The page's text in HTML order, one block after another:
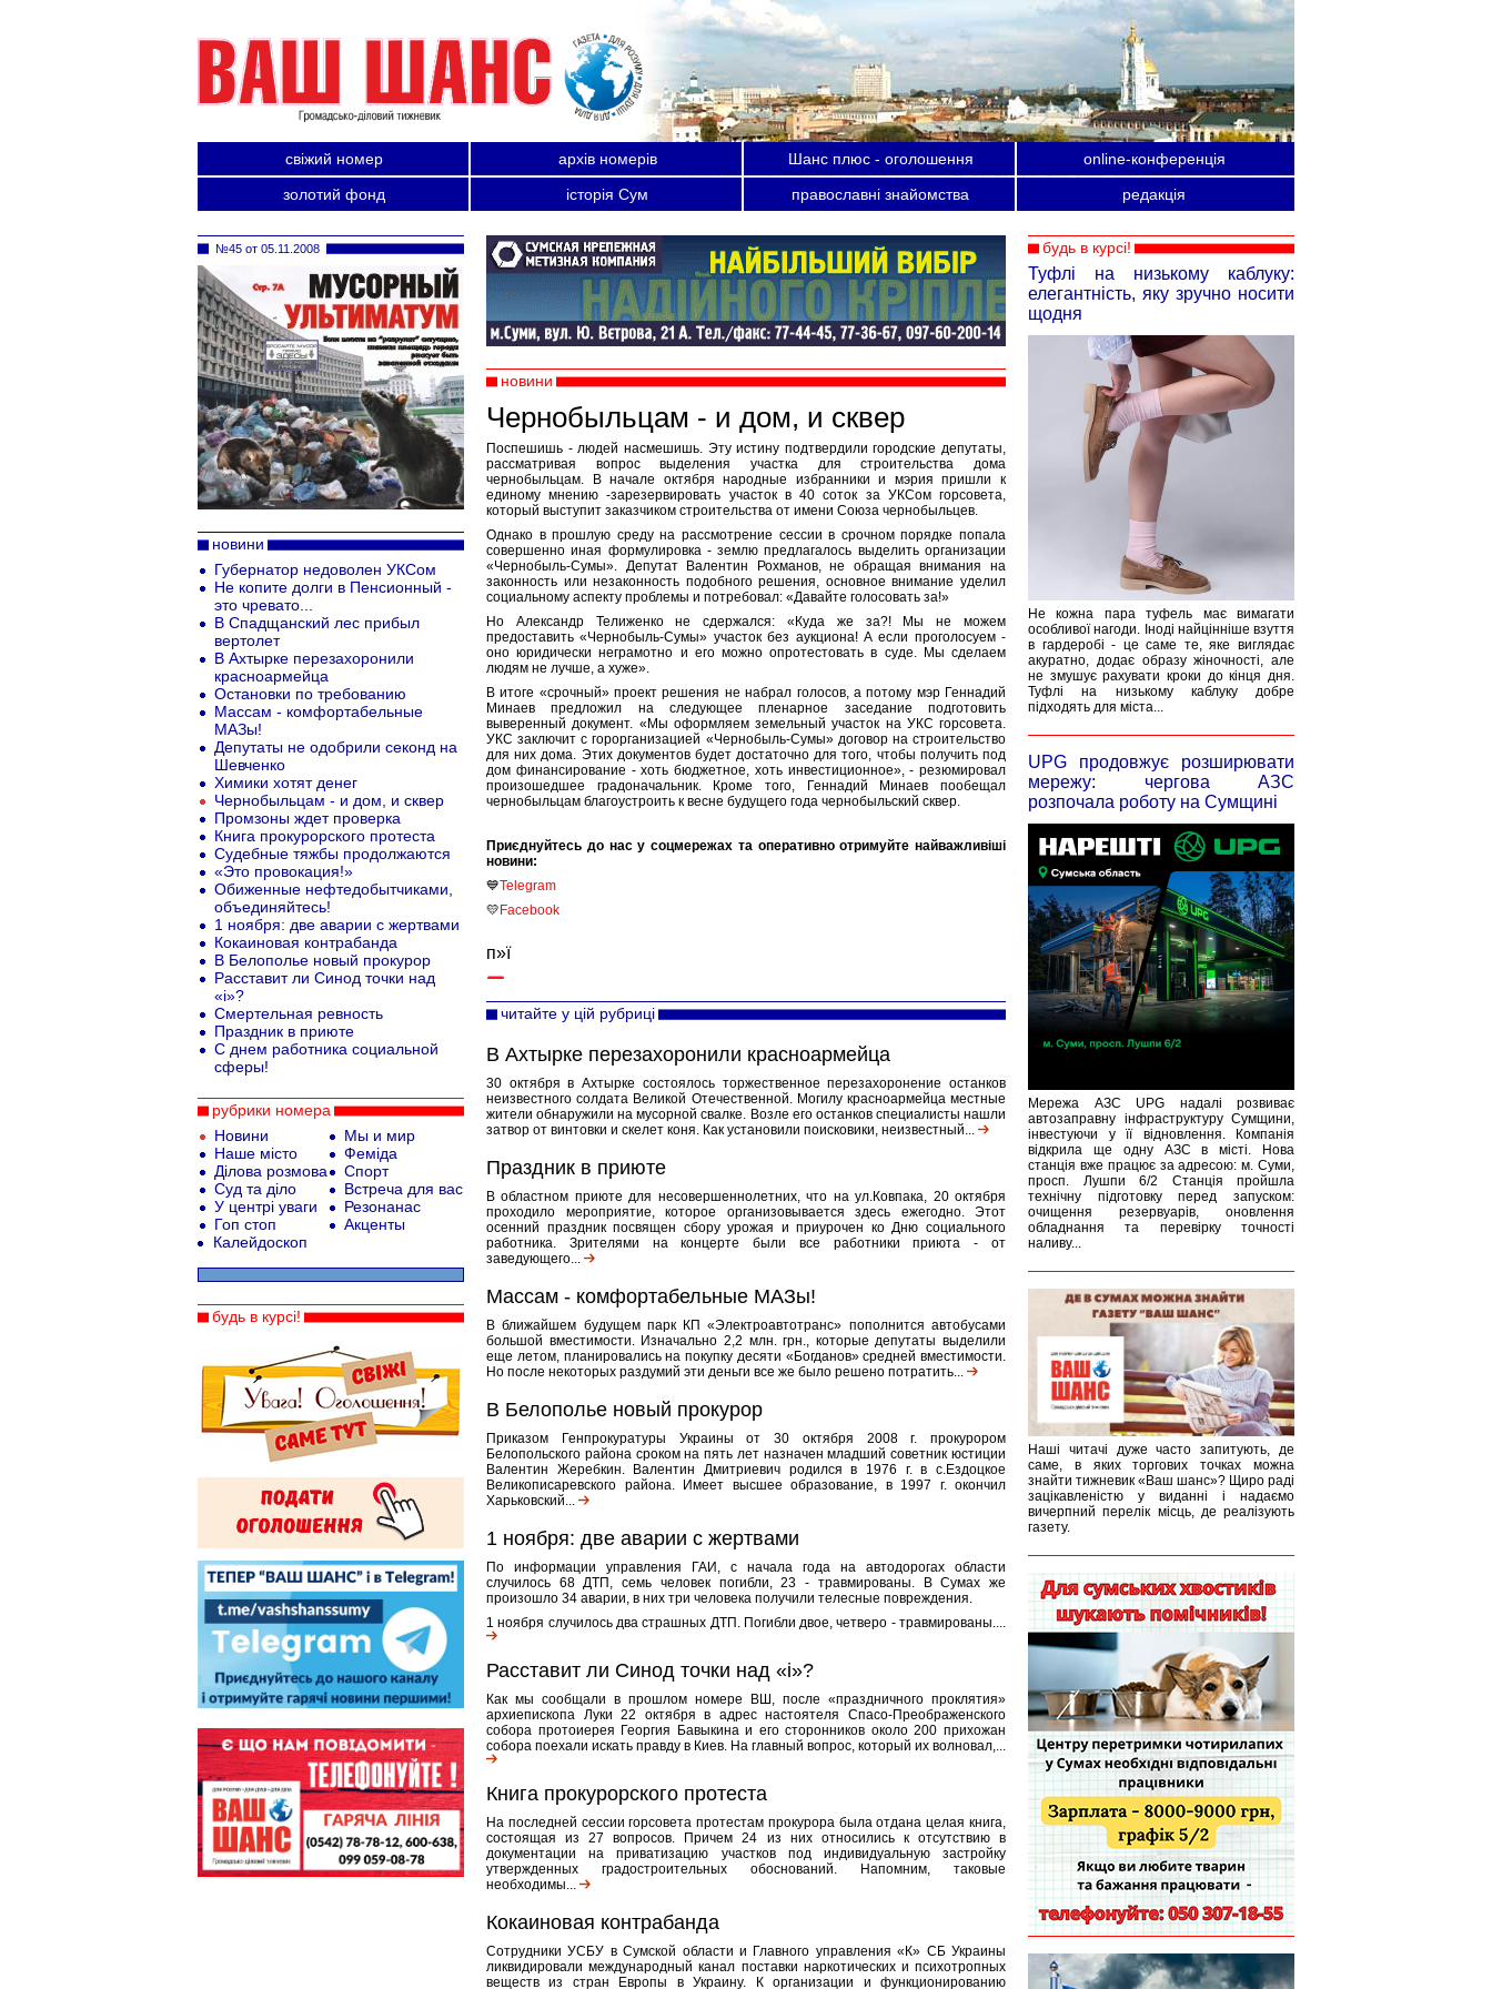
свіжий номер архів номерів Шанс плюс - оголошення
online-конференція
золотий фонд
історія Сум православні знайомства редакція
новини
Чернобыльцам - и дом, и сквер
Поспешишь - людей насмешишь. Эту истину подтвердили городские депутаты,
рассматривая вопрос выделения участка для строительства дома
чернобыльцам. В начале октября народные избранники и мэрия пришли к
единому мнению -зарезервировать участок в 40 соток за УКСом горсовета,
который выступит заказчиком строительства от имени Союза чернобыльцев.
Однако в прошлую среду на рассмотрение сессии в срочном порядке попала
совершенно иная формулировка - землю предлагалось выделить организации
«Чернобыль-Сумы». Депутат Валентин Рохманов, не обращая внимания на
законность или незаконность подобного решения, основное внимание уделил
социальному аспекту проблемы и потребовал: «Давайте голосовать за!»
Но Александр Телиженко не сдержался: «Куда же за?! Мы не можем
предоставить «Чернобыль-Сумы» участок без аукциона! А если проголосуем -
оно юридически неграмотно и его можно опротестовать в суде. Мы сделаем
людям не лучше, а хуже».
В итоге «срочный» проект решения не набрал голосов, а потому мэр Геннадий
Минаев предложил на следующее пленарное заседание подготовить
выверенный документ. «Мы оформляем земельный участок на УКС горсовета.
УКС заключит с горорганизацией «Чернобыль-Сумы» договор на строительство
для них дома. Этих документов будет достаточно для того, чтобы получить под
дом финансирование - хоть бюджетное, хоть инвестиционное», - резюмировал
произошедшее градоначальник. Кроме того, Геннадий Минаев пообещал
чернобыльцам благоустроить к весне будущего года чернобыльский сквер.
Приєднуйтесь до нас у соцмережах та оперативно отримуйте найважливіші
новини:
💙Telegram
💛 Facebook
п»ї
читайте у цій рубриці
В Ахтырке перезахоронили красноармейца
30 октября в Ахтырке состоялось торжественное перезахоронение останков
неизвестного солдата Великой Отечественной. Могилу красноармейца местные
жители обнаружили на мусорной свалке. Возле его останков специалисты нашли
затвор от винтовки и скелет коня. Как установили поисковики, неизвестный...
Праздник в приюте
В областном приюте для несовершеннолетних, что на ул.Ковпака, 20 октября
проходило мероприятие, которое организовывается здесь ежегодно. Этот
осенний праздник посвящен сбору урожая и приурочен ко Дню социального
работника. Зрителями на концерте были все работники приюта - от
заведующего...
Массам - комфортабельные МАЗы!
В ближайшем будущем парк КП «Электроавтотранс» пополнится автобусами
большой вместимости. Изначально 2,2 млн. грн., которые депутаты выделили
еще летом, планировались на покупку десяти «Богданов» средней вместимости.
Но после некоторых раздумий эти деньги все же было решено потратить...
В Белополье новый прокурор
Приказом Генпрокуратуры Украины от 30 октября 2008 г. прокурором
Белопольского района сроком на пять лет назначен младший советник юстиции
Валентин Жеребкин. Валентин Дмитриевич родился в 1976 г. в с.Ездоцкое
Великописаревского района. Имеет высшее образование, в 1997 г. окончил
Харьковский...
1 ноября: две аварии с жертвами
По информации управления ГАИ, с начала года на автодорогах области
случилось 68 ДТП, семь человек погибли, 23 - травмированы. В Сумах же
произошло 34 аварии, в них три человека получили телесные повреждения.
1 ноября случилось два страшных ДТП. Погибли двое, четверо - травмированы....
Расставит ли Синод точки над «i»?
Как мы сообщали в прошлом номере ВШ, после «праздничного проклятия»
архиепископа Луки 22 октября в адрес настоятеля Спасо-Преображенского
собора протоиерея Георгия Бавыкина и его сторонников около 200 прихожан
собора поехали искать правду в Киев. На главный вопрос, который их волновал,...
Книга прокурорского протеста
На последней сессии горсовета протестам прокурора была отдана целая книга,
состоящая из 27 вопросов. Причем 24 из них относились к отсутствию в
документации на приватизацию участков под индивидуальную застройку
утвержденных градостроительных обоснований. Напомним, таковые
необходимы...
Кокаиновая контрабанда
Сотрудники УСБУ в Сумской области и Главного управления «К» СБ Украины
ликвидировали международный канал поставки наркотических и психотропных
веществ из стран Европы в Украину. К организации и функционированию
будь в курсі!
Туфлі на низькому каблуку:
елегантність, яку зручно носити
щодня
Не кожна пара туфель має вимагати
особливої нагоди. Іноді найцінніше взуття
в гардеробі - це саме те, яке виглядає
акуратно, додає образу жіночності, але
не змушує рахувати кроки до кінця дня.
Туфлі на низькому каблуку добре
підходять для міста...
UPG продовжує розширювати
мережу: чергова АЗС
розпочала роботу на Сумщині
Мережа АЗС UPG надалі розвиває
автозаправну інфраструктуру Сумщини,
інвестуючи у її відновлення. Компанія
відкрила ще одну АЗС в місті. Нова
станція вже працює за адресою: м. Суми,
просп. Лушпи 6/2 Станція пройшла
технічну підготовку перед запуском:
очищення резервуарів, оновлення
обладнання та перевірку точності
наливу...
Наші читачі дуже часто запитують, де
саме, в яких торгових точках можна
знайти тижневик «Ваш шанс»? Щиро раді
зацікавленістю у виданні і надаємо
вичерпний перелік місць, де реалізують
газету.
№45 от 05.11.2008
новини
Губернатор недоволен УКСом
Не копите долги в Пенсионный -
это чревато...
В Спадщанский лес прибыл
вертолет
В Ахтырке перезахоронили
красноармейца
Остановки по требованию
Массам - комфортабельные
МАЗы!
Депутаты не одобрили секонд на
Шевченко
Химики хотят денег
Чернобыльцам - и дом, и сквер
Промзоны ждет проверка
Книга прокурорского протеста
Судебные тяжбы продолжаются
«Это провокация!»
Обиженные нефтедобытчиками,
объединяйтесь!
1 ноября: две аварии с жертвами
Кокаиновая контрабанда
В Белополье новый прокурор
Расставит ли Синод точки над
«i»?
Смертельная ревность
Праздник в приюте
С днем работника социальной
сферы!
рубрики номера
Новини
Наше місто
Ділова розмова
Суд та діло
У центрі уваги
Гоп стоп
Мы и мир
Феміда
Спорт
Встреча для вас
Резонанас
Акценты
Калейдоскоп
будь в курсі!